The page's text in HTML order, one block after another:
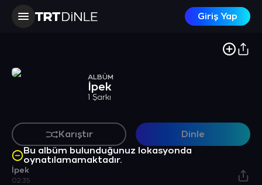
Giriş Yap
ALBÜM
İpek
1 Şarkı
Karıştır
Dinle
Bu albüm bulunduğunuz lokasyonda
oynatılamamaktadır.
İpek
02:35